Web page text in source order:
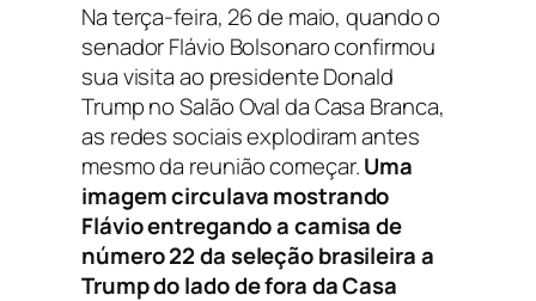
Na terça-feira, 26 de maio, quando o
senador Flávio Bolsonaro confirmou
sua visita ao presidente Donald
Trump no Salão Oval da Casa Branca,
as redes sociais explodiram antes
mesmo da reunião começar.Uma
imagem circulava mostrando
Flávio entregando a camisa de
número 22 da seleção brasileira a
Trump do lado de fora da Casa